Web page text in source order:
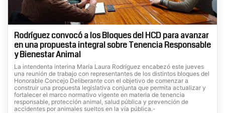
Rodríguez convocó a los Bloques del HCD para avanzar
en una propuesta integral sobre Tenencia Responsable
y Bienestar Animal
La intendenta interina María Laura Rodríguez encabezó este jueves
una reunión de trabajo con representantes de los distintos bloques del
Honorable Concejo Deliberante con el objetivo de comenzar a
construir una propuesta legislativa conjunta que permita actualizar y
fortalecer el marco normativo vigente en materia de tenencia
responsable, protección animal, salud pública y prevención de
accidentes por animales sueltos en la vía pública.-